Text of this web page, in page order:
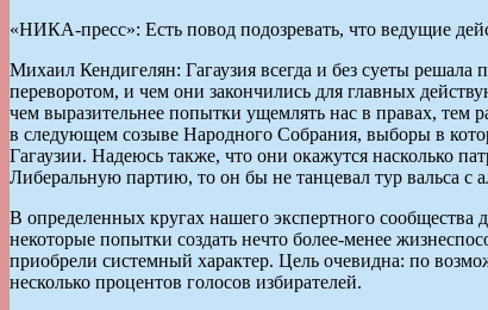
«НИКА-пресс»: Есть повод подозревать, что ведущие
Михаил Кендигелян: Гагаузия всегда и без суеты
переворотом, и чем они закончились для главных
чем выразительнее попытки ущемлять нас в правах,
в следующем созыве Народного Собрания, выборы в
Гагаузии. Надеюсь также, что они окажутся насколько
Либеральную партию, то он бы не танцевал тур вальса с
В определенных кругах нашего экспертного
некоторые попытки создать нечто более-менее
приобрели системный характер. Цель очевидна: по
несколько процентов голосов избирателей.